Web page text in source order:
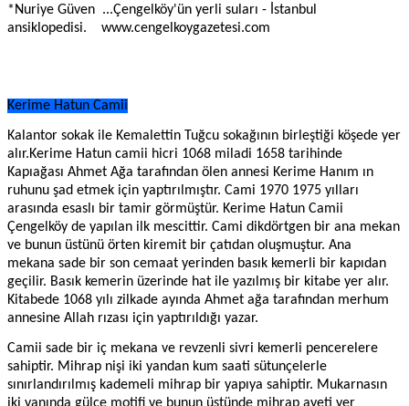
*Nuriye Güven ...Çengelköy'ün yerli suları - İstanbul
ansiklopedisi.
www.cengelkoygazetesi.com
Kerime Hatun Camii
Kalantor sokak ile Kemalettin Tuğcu sokağının birleştiği köşede yer
alır.Kerime Hatun camii hicri 1068 miladi 1658 tarihinde
Kapıağası Ahmet Ağa tarafından ölen annesi Kerime Hanım ın
ruhunu şad etmek için yaptırılmıştır. Cami 1970 1975 yılları
arasında esaslı bir tamir görmüştür. Kerime Hatun Camii
Çengelköy de yapılan ilk mescittir. Cami dikdörtgen bir ana mekan
ve bunun üstünü örten kiremit bir çatıdan oluşmuştur. Ana
mekana sade bir son cemaat yerinden basık kemerli bir kapıdan
geçilir. Basık kemerin üzerinde hat ile yazılmış bir kitabe yer alır.
Kitabede 1068 yılı zilkade ayında Ahmet ağa tarafından merhum
annesine Allah rızası için yaptırıldığı yazar.
Camii sade bir iç mekana ve revzenli sivri kemerli pencerelere
sahiptir. Mihrap nişi iki yandan kum saati sütunçelerle
sınırlandırılmış kademeli mihrap bir yapıya sahiptir. Mukarnasın